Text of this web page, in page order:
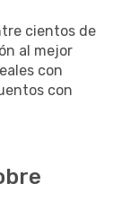
cientos de
al mejor
con
con